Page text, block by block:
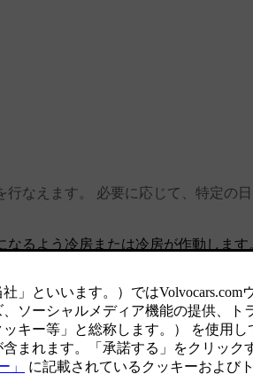
なえます。 必要に応じて、特定の
るよう冷房または冷房が作動します
。